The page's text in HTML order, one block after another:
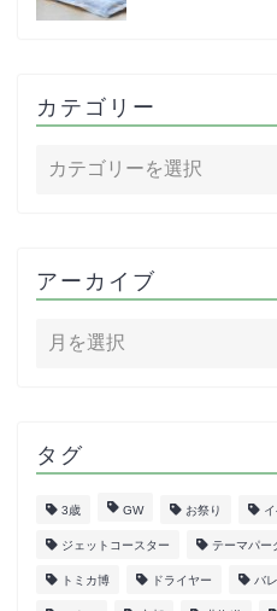
カテゴリー
アーカイブ
タグ
3歳 GW お祭り
ジェットコースター テーマパー
トミカ博 ドライヤー バ